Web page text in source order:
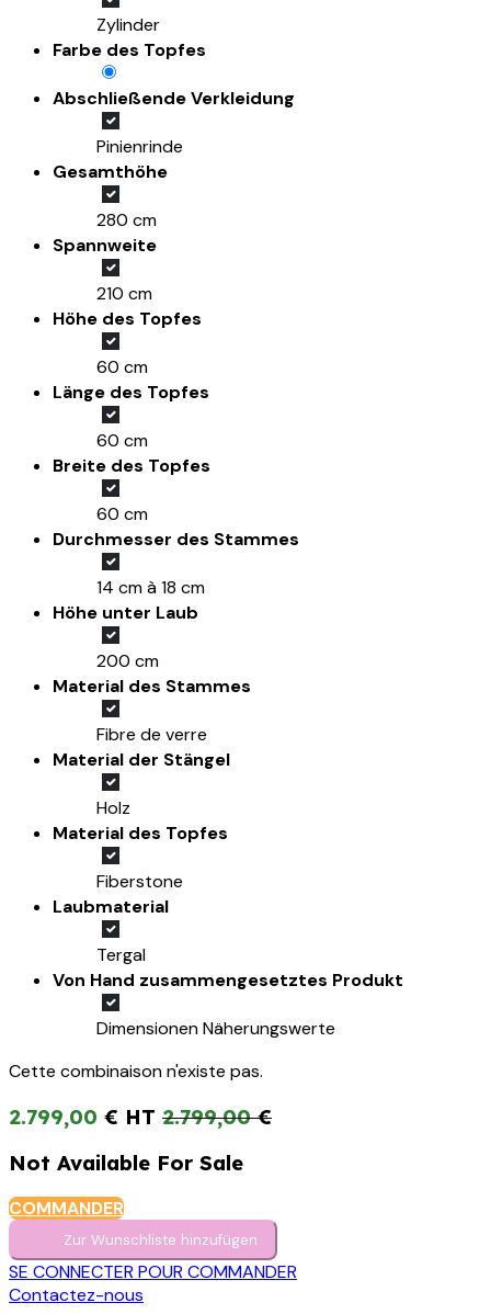
Zylinder
Farbe des Topfes
Abschließende Verkleidung
Pinienrinde
Gesamthöhe
280 cm
Spannweite
210 cm
Höhe des Topfes
60 cm
Länge des Topfes
60 cm
Breite des Topfes
60 cm
Durchmesser des Stammes
14 cm à 18 cm
Höhe unter Laub
200 cm
Material des Stammes
Fibre de verre
Material der Stängel
Holz
Material des Topfes
Fiberstone
Laubmaterial
Tergal
Von Hand zusammengesetztes Produkt
Dimensionen Näherungswerte
Cette combinaison n'existe pas.
2.799,00 € 2.799,00€
Not Available For Sale
COMMANDER
Zur Wunschliste hinzufügen
SE CONNECTER POUR COMMANDER
Contactez-nous